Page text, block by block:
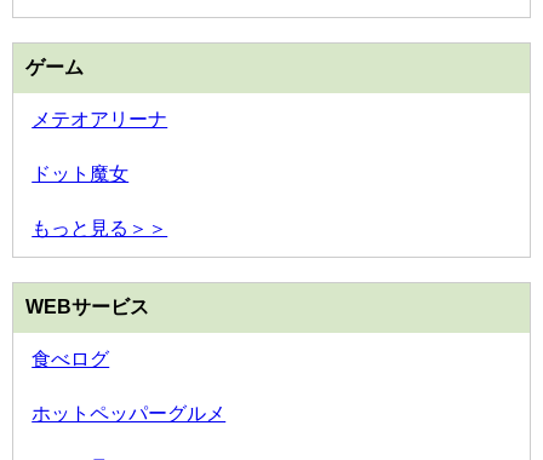
ゲーム
メテオアリーナ
ドット魔女
もっと見る＞＞
WEBサービス
食べログ
ホットペッパーグルメ